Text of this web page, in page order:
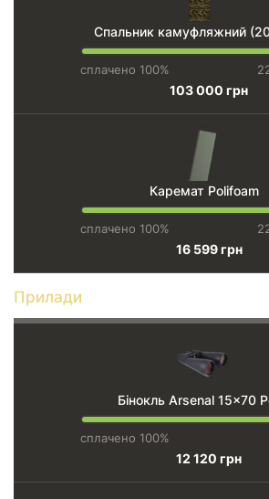
Спальник камуфляжний
сплачено 100%
103 000 грн
Каремат Polifoam
сплачено 100%
16 599 грн
Прилади
Бінокль Arsenal 15×70
сплачено 100%
12 120 грн